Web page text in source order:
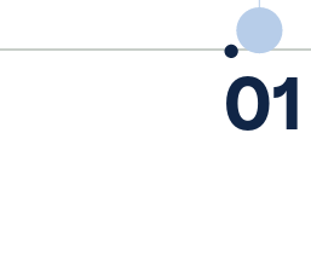
01